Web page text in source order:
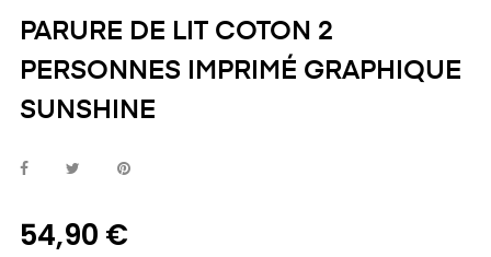
PARURE DE LIT COTON 2
PERSONNES IMPRIMÉ GRAPHIQUE
SUNSHINE
54,90 €